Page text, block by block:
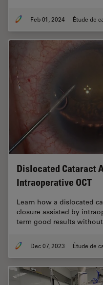
Feb 01, 2024 Étude de
Dislocated Cataract
Intraoperative OCT
Learn how a dislocated
closure assisted by
term good results
Dec 07, 2023 Étude de